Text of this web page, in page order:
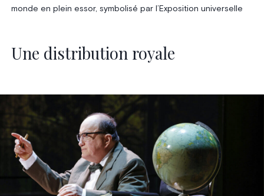
monde en plein essor, symbolisé par l’Exposition universelle
Une distribution royale